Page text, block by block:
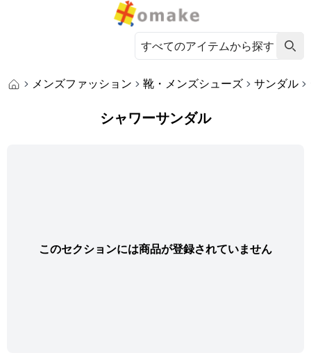
メンズファッション 靴・メンズシューズ サンダル
シャワーサンダル
このセクションには商品が登録されていません